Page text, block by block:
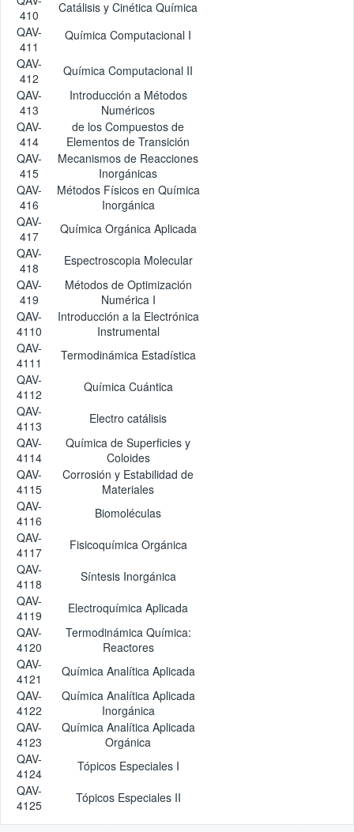
410
Catálisis y Cinética Química
QAV-
411
Química Computacional I
QAV-
412
Química Computacional II
QAV-
413
Introducción a Métodos
Numéricos
QAV-
414
de los Compuestos de
Elementos de Transición
QAV-
415
Mecanismos de Reacciones
Inorgánicas
QAV-
416
Métodos Físicos en Química
Inorgánica
QAV-
417
Química Orgánica Aplicada
QAV-
418
Espectroscopia Molecular
QAV-
419
Métodos de Optimización
Numérica I
QAV-
4110
Introducción a la Electrónica
Instrumental
QAV-
4111
Termodinámica Estadística
QAV-
4112
Química Cuántica
QAV-
4113
Electro catálisis
QAV-
4114
Química de Superficies y
Coloides
QAV-
4115
Corrosión y Estabilidad de
Materiales
QAV-
4116
Biomoléculas
QAV-
4117
Fisicoquímica Orgánica
QAV-
4118
Síntesis Inorgánica
QAV-
4119
Electroquímica Aplicada
QAV-
4120
Termodinámica Química:
Reactores
QAV-
4121
Química Analítica Aplicada
QAV-
4122
Química Analítica Aplicada
Inorgánica
QAV-
4123
Química Analítica Aplicada
Orgánica
QAV-
4124
Tópicos Especiales I
QAV-
4125
Tópicos Especiales II